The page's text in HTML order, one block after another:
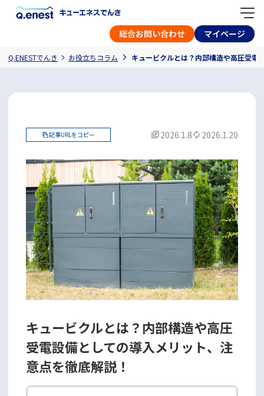
総合お問い合わせ マイページ
Q.ENESTでんき お役立ちコラム キュービクルとは？内部構造や高圧受電
記事URLをコピー 2026.1.8 2026.1.20
キュービクルとは？内部構造や高圧
受電設備としての導入メリット、注
意点を徹底解説！